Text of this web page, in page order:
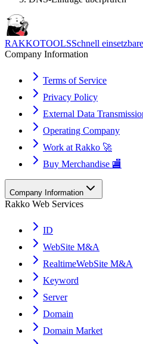
RAKKOTOOLSSchnell
Company Information
Terms of Service
Privacy Policy
External Data
Operating Company
Work at Rakko 🚀
Buy Merchandise 🏬
Company Information
Rakko Web Services
ID
WebSite M&A
RealtimeWebSite M&A
Keyword
Server
Domain
Domain Market